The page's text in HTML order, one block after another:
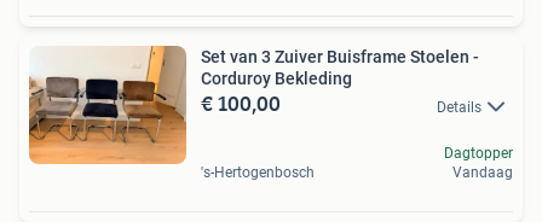
Set van 3 Zuiver Buisframe Stoelen -
Corduroy Bekleding
€ 100,00 Details
's-Hertogenbosch
Dagtopper
Vandaag